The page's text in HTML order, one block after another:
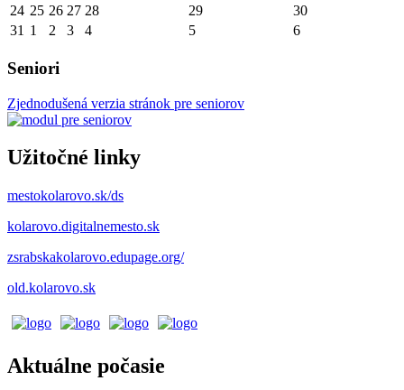
24 25 26 27 28 29
30
31 1 2 3 4 5 6
Seniori
Zjednodušená verzia stránok pre seniorov
Užitočné linky
mestokolarovo.sk/ds
kolarovo.digitalnemesto.sk
zsrabskakolarovo.edupage.org/
old.kolarovo.sk
Aktuálne počasie